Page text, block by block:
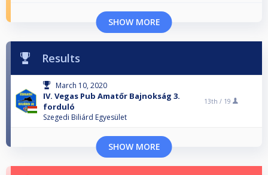
SHOW MORE
Results
March 10, 2020
IV. Vegas Pub Amatőr Bajnokság 3.
forduló
Szegedi Biliárd Egyesület
13th / 19
SHOW MORE